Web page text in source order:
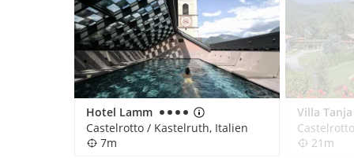
Hotel Lamm
Castelrotto / Kastelruth, Italien
7m
Villa Tanja
21m